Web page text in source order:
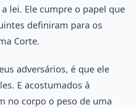
lei. Ele cumpre o papel que
definiram para os
Corte.
adversários, é que ele
E acostumados à
no corpo o peso de uma